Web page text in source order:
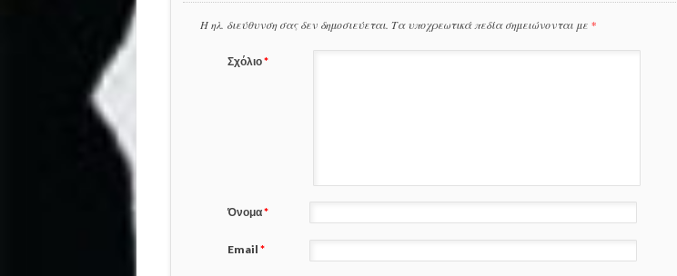
Η ηλ. διεύθυνση σας δεν δημοσιεύεται. Τα υποχρεωτικά πεδία σημειώνονται με *
Σχόλιο*
Όνομα*
Email *